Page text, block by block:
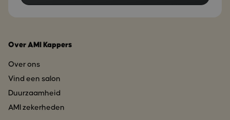
Over AMI Kappers
Over ons
Vind een salon
Duurzaamheid
AMI zekerheden